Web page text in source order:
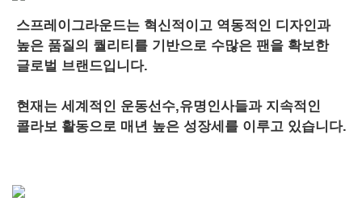
스프레이그라운드는 혁신적이고 역동적인 디자인과
높은 품질의 퀄리티를 기반으로 수많은 팬을 확보한
글로벌 브랜드입니다.
현재는 세계적인 운동선수,유명인사들과 지속적인
콜라보 활동으로 매년 높은 성장세를 이루고 있습니다.